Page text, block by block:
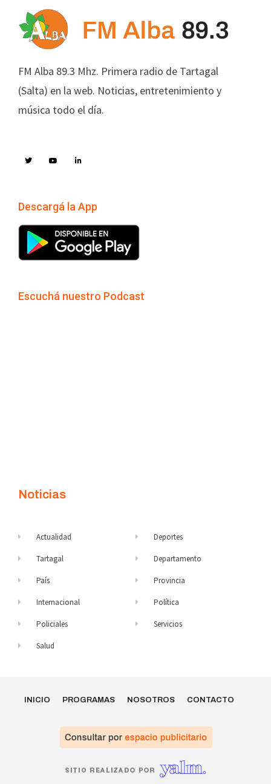
FM Alba 89.3 Mhz. Primera radio de Tartagal
(Salta) en la web. Noticias, entretenimiento y
música todo el día.
Descargá la App
Escuchá nuestro Podcast
Noticias
Actualidad
Tartagal
País
Internacional
Policiales
Salud
Deportes
Departamento
Provincia
Política
Servicios
INICIO PROGRAMAS NOSOTROS CONTACTO